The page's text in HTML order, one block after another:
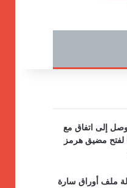
إلى اتفاق مع
لفتح مضيق هرمز
ملف أوراق سارة